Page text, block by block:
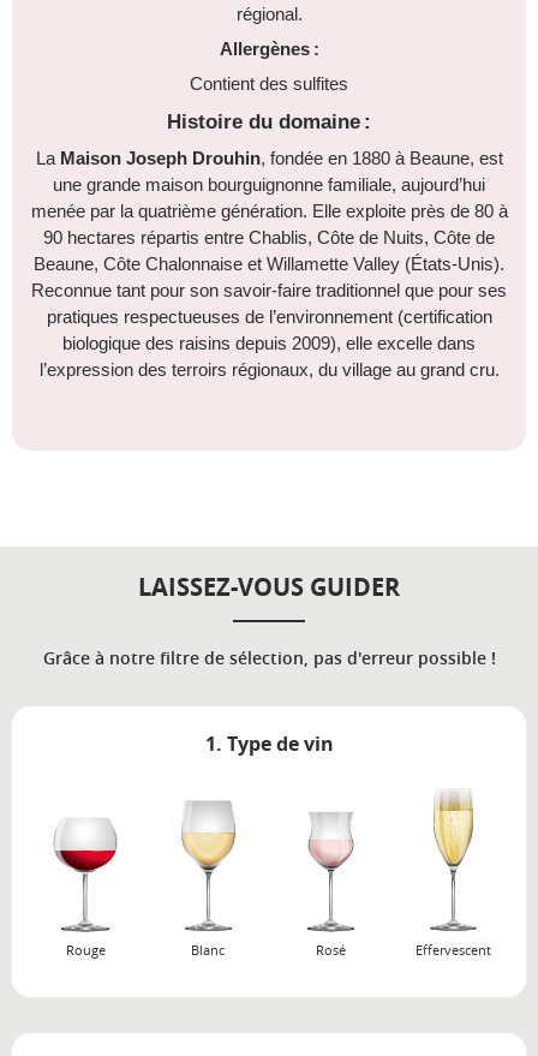
régional.
Allergènes :
Contient des sulfites
Histoire du domaine :
La Maison Joseph Drouhin, fondée en 1880 à Beaune, est
une grande maison bourguignonne familiale, aujourd’hui
menée par la quatrième génération. Elle exploite près de 80 à
90 hectares répartis entre Chablis, Côte de Nuits, Côte de
Beaune, Côte Chalonnaise et Willamette Valley (États-Unis).
Reconnue tant pour son savoir-faire traditionnel que pour ses
pratiques respectueuses de l’environnement (certification
biologique des raisins depuis 2009), elle excelle dans
l’expression des terroirs régionaux, du village au grand cru.
LAISSEZ-VOUS GUIDER
Grâce à notre filtre de sélection, pas d'erreur possible !
1. Type de vin
Rouge Blanc Rosé Effervescent